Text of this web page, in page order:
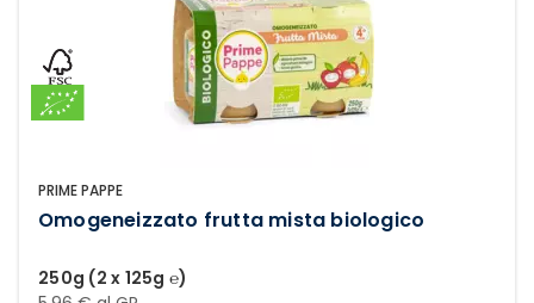
PRIME PAPPE
Omogeneizzato frutta mista biologico
250g (2 x 125g ℮)